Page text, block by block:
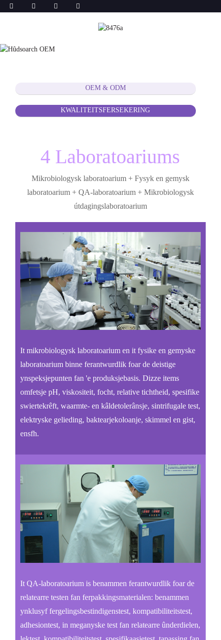
OEM & ODM
KWALITEITSFERSEKERING
4 Laboratoariums
Mikrobiologysk laboratoarium + Fysyk en gemysk
laboratoarium + QA-laboratoarium + Mikrobiologysk
útdagingslaboratoarium
It mikrobiologysk laboratoarium en it fysike en gemyske
laboratoarium binne ferantwurdlik foar de deistige
ynspeksjepunten fan 'e produksjebasis. Dizze items
omfetsje pH, viskositeit, focht, relative tichtheid, spesifike
swiertekrêft, waarmte- en kâldetolerânsje, sintrifugale test,
elektryske gelieding, baktearjekoloanje, skimmel en gist,
ensfh.
It QA-laboratoarium is benammen ferantwurdlik foar de
relatearre testen fan ferpakkingsmaterialen: benammen
ynklusyf fergelingsbestindigenstest, kompatibiliteitstest,
adhesiontest, in meganyske test fan relatearre ûnderdielen,